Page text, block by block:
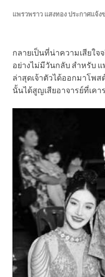
แพรวพราว แสงทอง ประกาศแจ้ง
กลายเป็นที่น่าความเสียใ
อย่างไม่มีวันกลับ สำหรับ
ล่าสุดเจ้าตัวได้ออกมาโพส
นั้นได้สูญเสียอาจารย์ที่เคา